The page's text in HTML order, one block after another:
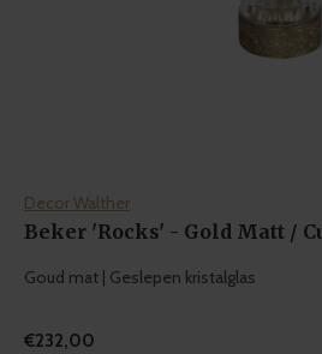
Decor Walther
Beker 'Rocks' - Gold Matt /
Goud mat | Geslepen kristalglas
€232,00